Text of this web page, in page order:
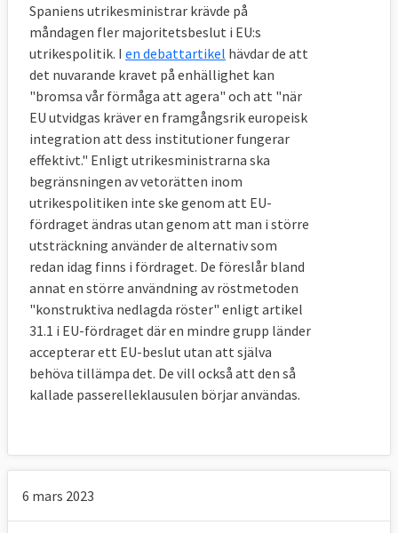
Spaniens utrikesministrar krävde på
måndagen fler majoritetsbeslut i EU:s
utrikespolitik. I en debattartikel hävdar de att
det nuvarande kravet på enhällighet kan
"bromsa vår förmåga att agera" och att "när
EU utvidgas kräver en framgångsrik europeisk
integration att dess institutioner fungerar
effektivt." Enligt utrikesministrarna ska
begränsningen av vetorätten inom
utrikespolitiken inte ske genom att EU-
fördraget ändras utan genom att man i större
utsträckning använder de alternativ som
redan idag finns i fördraget. De föreslår bland
annat en större användning av röstmetoden
"konstruktiva nedlagda röster" enligt artikel
31.1 i EU-fördraget där en mindre grupp länder
accepterar ett EU-beslut utan att själva
behöva tillämpa det. De vill också att den så
kallade passerelleklausulen börjar användas.
6 mars 2023